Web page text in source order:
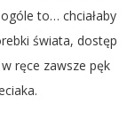
to… chciałaby
świata, dostęp
ręce zawsze pęk